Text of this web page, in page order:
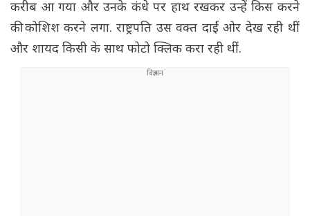
करीब आ गया और उनके कंधे पर हाथ रखकर उन्हें किस करने
की कोशिश करने लगा. राष्ट्रपति उस वक्त दाईं ओर देख रही थीं
और शायद किसी के साथ फोटो क्लिक करा रही थीं.